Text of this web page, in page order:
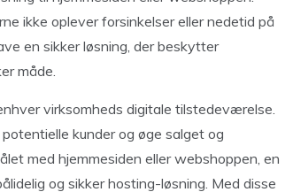
ikke oplever forsinkelser eller nedetid på
en sikker løsning, der beskytter
måde.
virksomheds digitale tilstedeværelse.
kunder og øge salget og
med hjemmesiden eller webshoppen, en
og sikker hosting-løsning. Med disse